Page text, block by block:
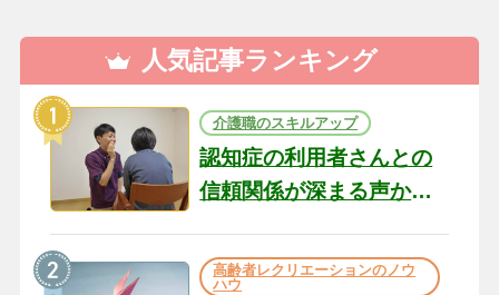
人気記事ランキング
介護職のスキルアップ
認知症の利用者さんとの
信頼関係が深まる声かけ
の現場から（22）
高齢者レクリエーションのノウ
ハウ